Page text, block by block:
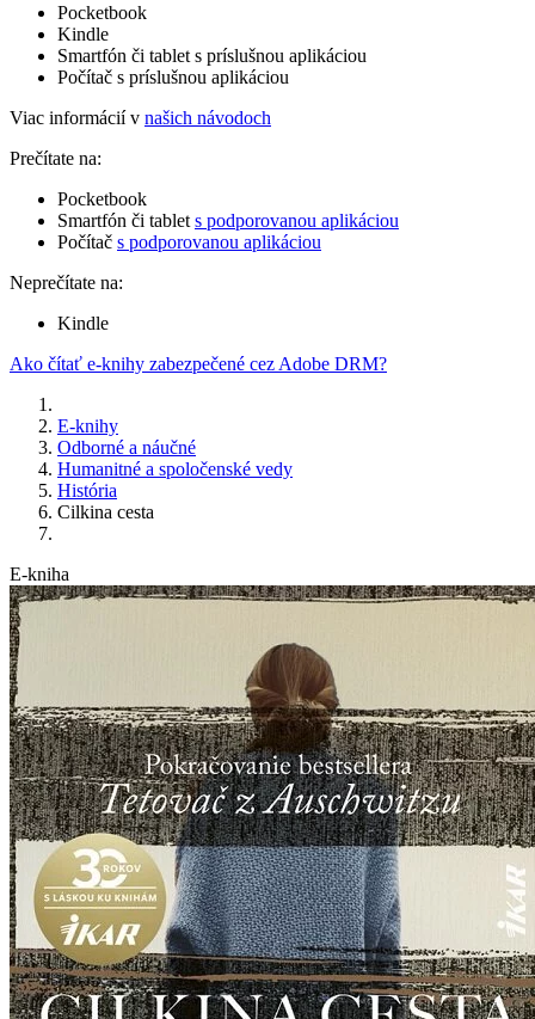
Pocketbook
Kindle
Smartfón či tablet s príslušnou aplikáciou
Počítač s príslušnou aplikáciou
Viac informácií v našich návodoch
Prečítate na:
Pocketbook
Smartfón či tablet s podporovanou aplikáciou
Počítač s podporovanou aplikáciou
Neprečítate na:
Kindle
Ako čítať e-knihy zabezpečené cez Adobe DRM?
E-knihy
Odborné a náučné
Humanitné a spoločenské vedy
História
Cilkina cesta
E-kniha